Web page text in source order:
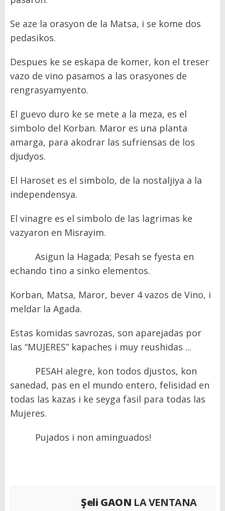
Se aze la orasyon de la Matsa, i se kome dos
pedasikos.
Despues ke se eskapa de komer, kon el treser
vazo de vino pasamos a las orasyones de
rengrasyamyento.
El guevo duro ke se mete a la meza, es el
simbolo del Korban. Maror es una planta
amarga, para akodrar las sufriensas de los
djudyos.
El Haroset es el simbolo, de la nostaljiya a la
independensya.
El vinagre es el simbolo de las lagrimas ke
vazyaron en Misrayim.
Asigun la Hagada; Pesah se fyesta en
echando tino a sinko elementos.
Korban, Matsa, Maror, bever 4 vazos de Vino, i
meldar la Agada.
Estas komidas savrozas, son aparejadas por
las “MUJERES” kapaches i muy reushidas ...
PESAH alegre, kon todos djustos, kon
sanedad, pas en el mundo entero, felisidad en
todas las kazas i ke seyga fasil para todas las
Mujeres.
Pujados i non aminguados!
Şeli GAON LA VENTANA